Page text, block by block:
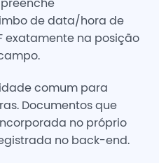
de data/hora de
exatamente na posição
comum para
Documentos que
no próprio
no back-end.